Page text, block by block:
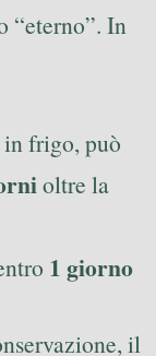
“eterno”. In
in frigo, può
oltre la
1 giorno
il